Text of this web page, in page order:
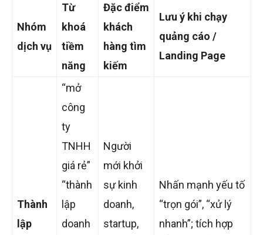
Nhóm
dịch vụ
Từ
khoá
tiềm
năng
Đặc điểm
khách
hàng tìm
kiếm
Lưu ý khi chạy
quảng cáo /
Landing Page
Thành
lập
“mở
công
ty
TNHH
giá rẻ”
“thành
lập
doanh
Người
mới khởi
sự kinh
doanh,
startup,
Nhấn mạnh yếu tố
“trọn gói”, “xử lý
nhanh”; tích hợp